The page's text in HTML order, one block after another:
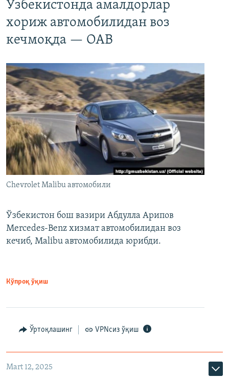
Ўзбекистонда амалдорлар
хориж автомобилидан воз
кечмоқда — ОАВ
Chevrolet Malibu автомобили
Ўзбекистон бош вазири Абдулла Арипов
Mercedes-Benz хизмат автомобилидан воз
кечиб, Malibu автомобилида юрибди.
Кўпроқ ўқиш
Ўртоқлашинг VPNсиз ўқиш
Mart 12, 2025